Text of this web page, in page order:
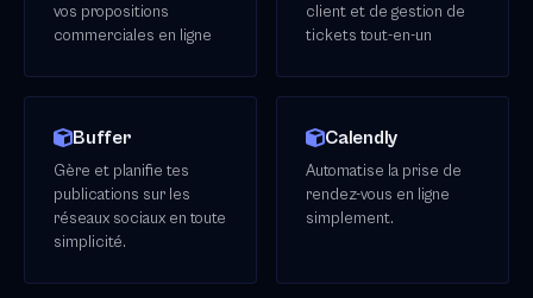
vos propositions
commerciales en ligne
client et de gestion de
tickets tout-en-un
Buffer
Gère et planifie tes
publications sur les
réseaux sociaux en toute
simplicité.
Calendly
Automatise la prise de
rendez-vous en ligne
simplement.